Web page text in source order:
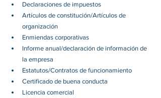
Declaraciones de impuestos
Artículos de constitución/Artículos de
organización
Enmiendas corporativas
Informe anual/declaración de información de
la empresa
Estatutos/Contratos de funcionamiento
Certificado de buena conducta
Licencia comercial